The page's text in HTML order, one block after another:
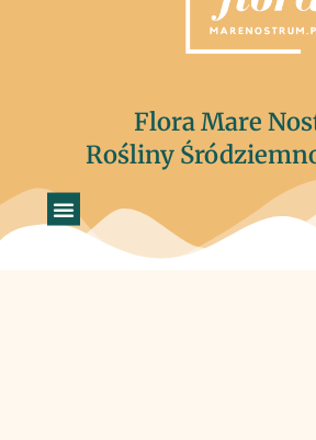
Flora Mare
Rośliny